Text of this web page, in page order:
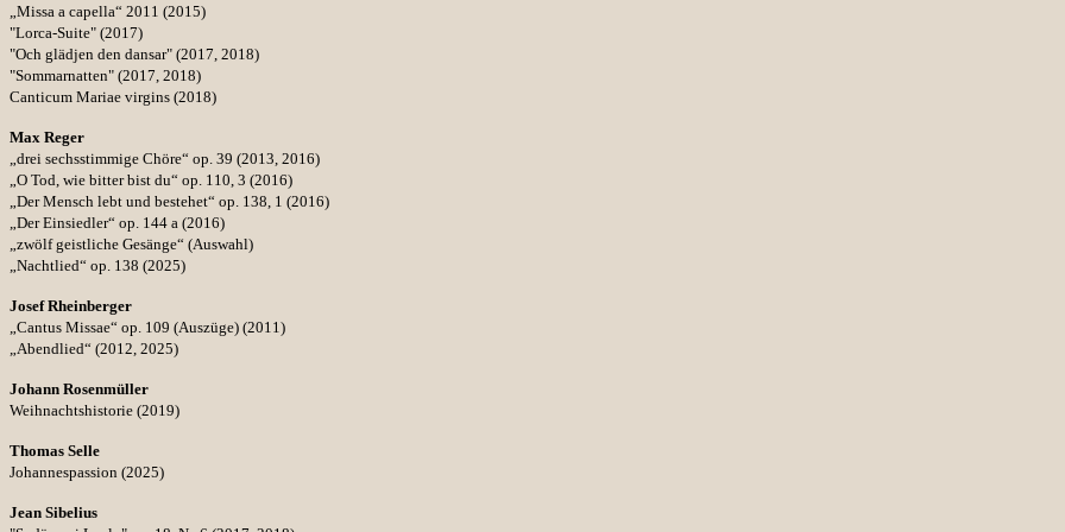
„Missa a capella“ 2011 (2015)
"Lorca-Suite" (2017)
"Och glädjen den dansar" (2017, 2018)
"Sommarnatten" (2017, 2018)
Canticum Mariae virgins (2018)
Max Reger
„drei sechsstimmige Chöre“ op. 39 (2013, 2016)
„O Tod, wie bitter bist du“ op. 110, 3 (2016)
„Der Mensch lebt und bestehet“ op. 138, 1 (2016)
„Der Einsiedler“ op. 144 a (2016)
„zwölf geistliche Gesänge“ (Auswahl)
„Nachtlied“ op. 138 (2025)
Josef Rheinberger
„Cantus Missae“ op. 109 (Auszüge) (2011)
„Abendlied“ (2012, 2025)
Johann Rosenmüller
Weihnachtshistorie (2019)
Thomas Selle
Johannespassion (2025)
Jean Sibelius